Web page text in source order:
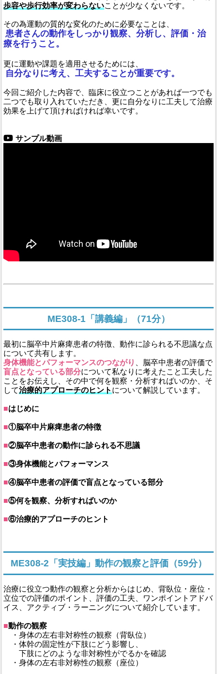
歩容や歩行効率が変わらないことが少なくないです。
その為運動の質的な変化のために必要なことは、
患者さんの動作をしっかり観察、分析し、評価・治
療を行うこと。
更に運動や課題を適用させるためには、
自分なりに考え、工夫することが重要です。
今回ご紹介した内容で、臨床に役立つことがあれば一つでも
二つでも取り入れていただき、更に自分なりに工夫して治療
効果を上げて頂ければければ幸いです。
サンプル動画
ME308-1「講義編」（71分）
最初に脳卒中片麻痺患者の特徴、動作に診られる不思議な点
について共有します。
身体機能とパフォーマンスのつながり
、脳卒中患者の評価で
盲点となっている部分について私なりに考えたこと工夫した
ことをお伝えし、その中で何を観察・分析すればいのか、そ
して治療的アプローチのヒントについて解説しています。
■はじめに
■①脳卒中片麻痺患者の特徴
■②脳卒中患者の動作に診られる不思議
■③身体機能とパフォーマンス
■④脳卒中患者の評価で盲点となっている部分
■⑤何を観察、分析すればいのか
■⑥治療的アプローチのヒント
ME308-2「実技編」動作の観察と評価（59分）
治療に役立つ動作の観察と分析からはじめ、背臥位・座位・
立位での評価のポイント、評価の工夫、ワンポイントアドバ
イス、アクティブ・ラーニングについて紹介しています。
■動作の観察
・身体の左右非対称性の観察（背臥位）
・体幹の固定性が下肢にどう影響し、
下肢にどのような非対称性がでるかを確認
・身体の左右非対称性の観察（座位）